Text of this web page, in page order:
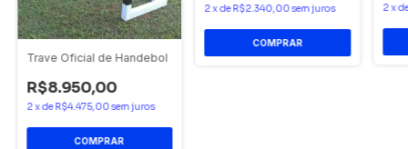
Trave Oficial de Handebol
R$8.950,00
2xdeR$4.475,00sem juros
2xdeR$2.340,00sem juros 2x